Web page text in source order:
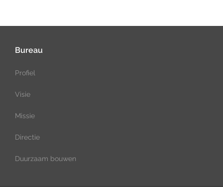
Bureau
Profiel
Visie
Missie
Directie
Duurzaam bouwen